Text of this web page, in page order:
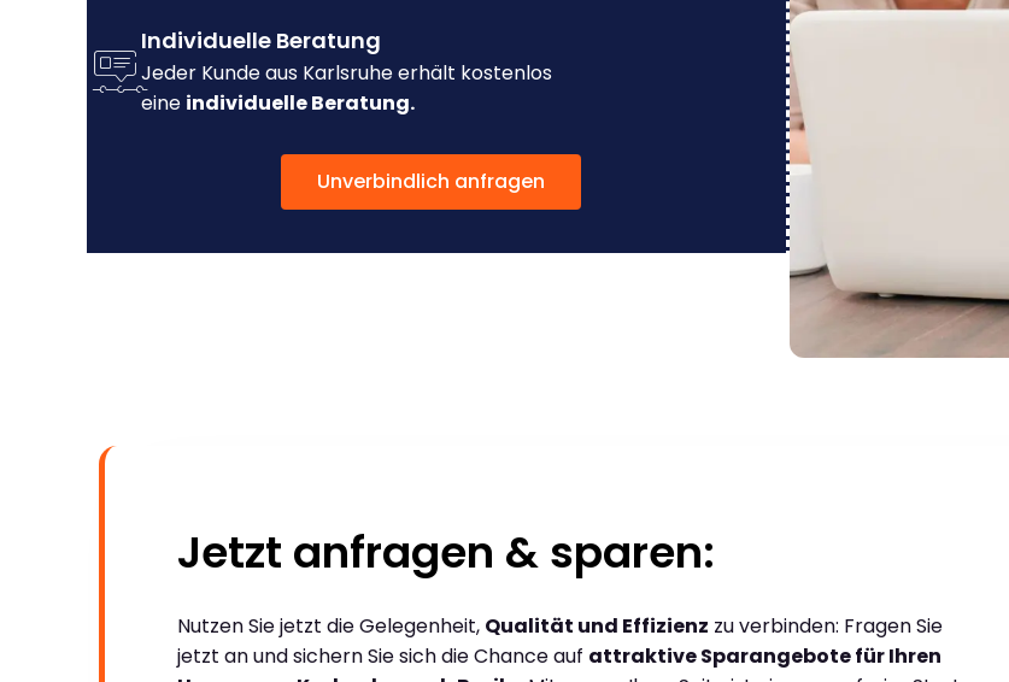
Individuelle Beratung
Jeder Kunde aus Karlsruhe erhält kostenlos
eine individuelle Beratung.
Unverbindlich anfragen
Jetzt anfragen & sparen:
Nutzen Sie jetzt die Gelegenheit, Qualität und Effizienz zu verbinden: Fragen Sie
jetzt an und sichern Sie sich die Chance auf attraktive Sparangebote für Ihren